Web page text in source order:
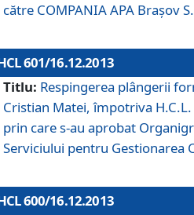
către COMPANIA APA Braşov
601/16.12.2013
Titlu: Respingerea plângerii
Cristian Matei, împotriva
prin care s-au aprobat
Serviciului pentru Gestionarea
600/16.12.2013